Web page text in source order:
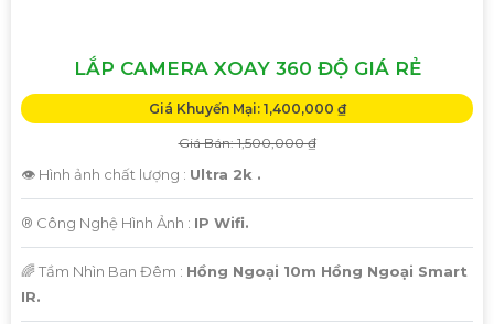
LẮP CAMERA XOAY 360 ĐỘ GIÁ RẺ
Giá Khuyến Mại: 1,400,000 ₫
Giá Bán: 1,500,000 ₫
👁 Hình ảnh chất lượng : Ultra 2k .
®️ Công Nghệ Hình Ảnh : IP Wifi.
🌈 Tầm Nhìn Ban Đêm : Hồng Ngoại 10m Hồng Ngoại Smart
IR.